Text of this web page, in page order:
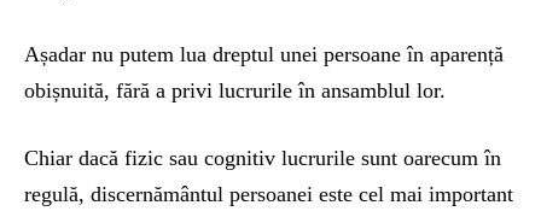
Așadar nu putem lua dreptul unei persoane în aparență
obișnuită, fără a privi lucrurile în ansamblul lor.
Chiar dacă fizic sau cognitiv lucrurile sunt oarecum în
regulă, discernământul persoanei este cel mai important